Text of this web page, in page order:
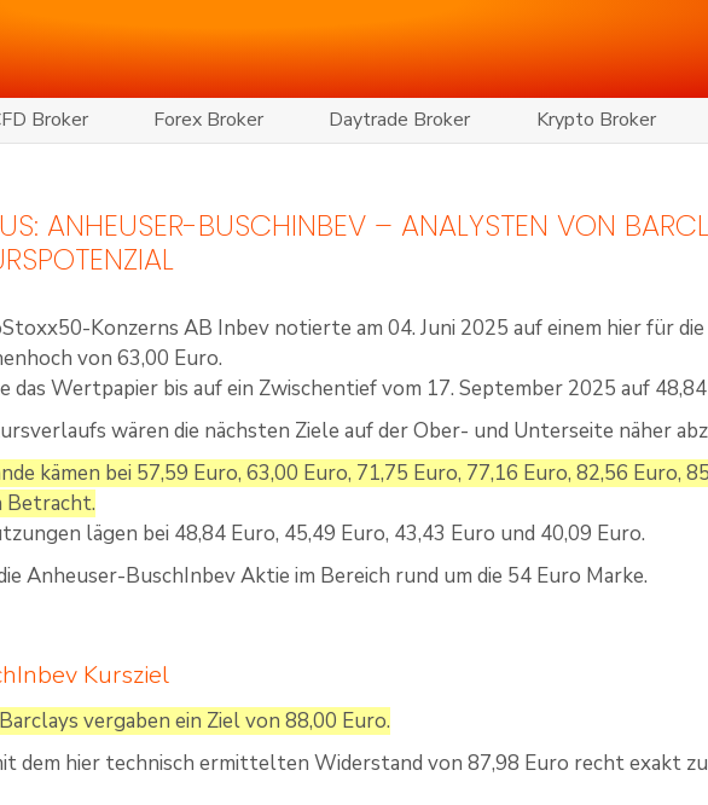
Broker Forex Broker Daytrade Broker Krypto Broker
ANHEUSER-BUSCHINBEV – ANALYSTEN VON
Konzerns AB Inbev notierte am 04. Juni 2025 auf einem hier für
von 63,00 Euro.
das Wertpapier bis auf ein Zwischentief vom 17. September 2025 auf
wären die nächsten Ziele auf der Ober- und Unterseite näher
kämen bei 57,59 Euro, 63,00 Euro, 71,75 Euro, 77,16 Euro, 82,56 Euro,
Betracht.
lägen bei 48,84 Euro, 45,49 Euro, 43,43 Euro und 40,09 Euro.
Anheuser-BuschInbev Aktie im Bereich rund um die 54 Euro Marke.
Kursziel
vergaben ein Ziel von 88,00 Euro.
dem hier technisch ermittelten Widerstand von 87,98 Euro recht exakt